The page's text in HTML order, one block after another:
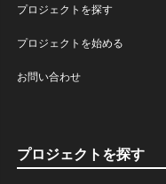
プロジェクトを探す
プロジェクトを始める
お問い合わせ
プロジェクトを探す